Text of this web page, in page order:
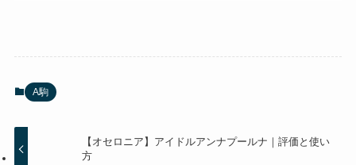
A駒
【オセロニア】アイドルアンナプールナ｜評価と使い
方